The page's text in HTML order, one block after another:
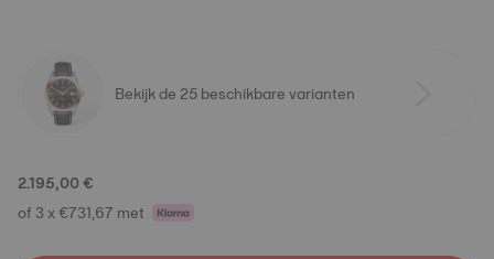
Bekijk de 25 beschikbare varianten
2.195,00 €
of 3 x €731,67 met